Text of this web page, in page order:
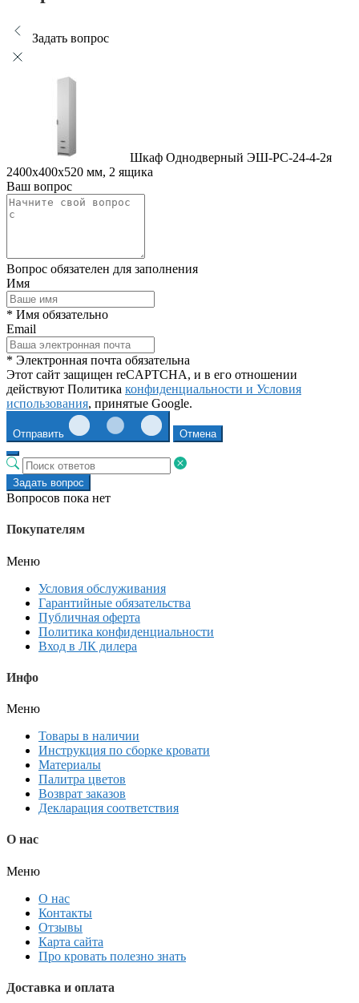
Задать вопрос
Шкаф Однодверный ЭШ-РС-24-4-2я
2400x400x520 мм, 2 ящика
Ваш вопрос
Вопрос обязателен для заполнения
Имя
* Имя обязательно
Email
* Электронная почта обязательна
Этот сайт защищен reCAPTCHA, и в его отношении
действуют Политика конфиденциальности и Условия
использования, принятые Google.
Отправить Отмена
Задать вопрос
Вопросов пока нет
Покупателям
Меню
Условия обслуживания
Гарантийные обязательства
Публичная оферта
Политика конфиденциальности
Вход в ЛК дилера
Инфо
Меню
Товары в наличии
Инструкция по сборке кровати
Материалы
Палитра цветов
Возврат заказов
Декларация соответствия
О нас
Меню
О нас
Контакты
Отзывы
Карта сайта
Про кровать полезно знать
Доставка и оплата